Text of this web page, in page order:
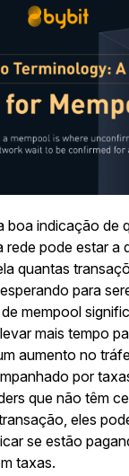
boa indicação de
pode estar a
quantas
para
mempool
mais tempo
aumento no
por
que não têm
eles
se estão
taxas.